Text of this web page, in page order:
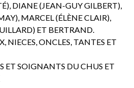
DIANE (JEAN-GUY GILBERT),
MARCEL (ÉLÈNE CLAIR),
ET BERTRAND.
NIECES, ONCLES, TANTES ET
ET SOIGNANTS DU CHUS ET